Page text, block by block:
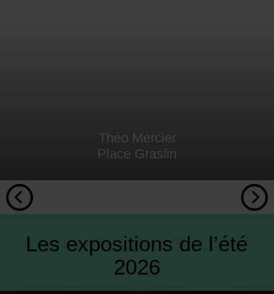
Théo Mercier
Place Graslin
Les expositions de l’été
2026